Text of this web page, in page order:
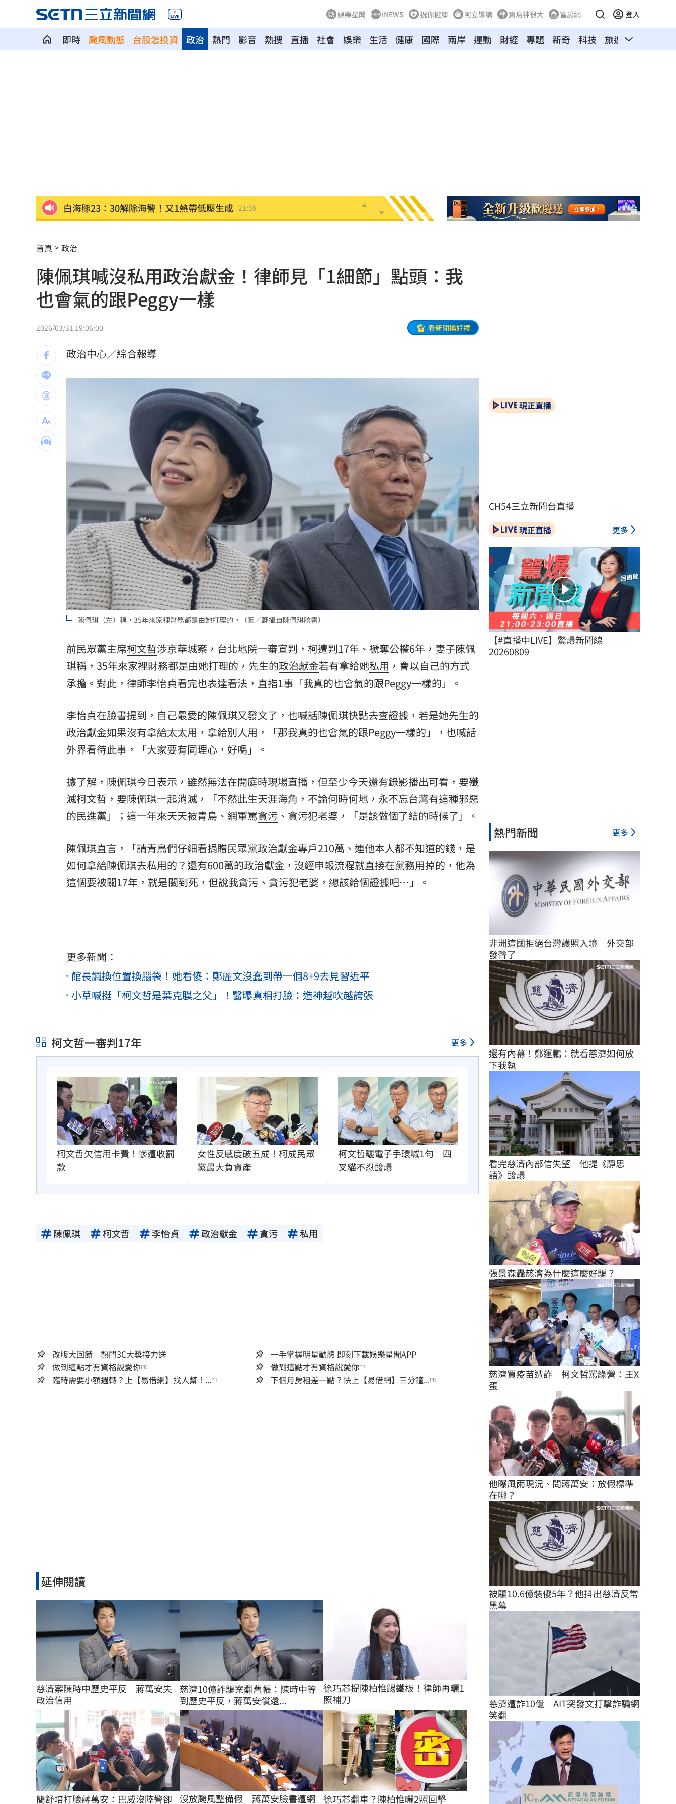
娛樂星聞 iNEWS 祝你健康 阿立導讀 寶島神很大 富房網 登入
即時 颱風動態 台股怎投資 熱門 影音 熱搜 直播
政治 社會 娛樂 生活 健康 國際 兩岸 運動 財經 專題 新奇 科技 旅遊 汽車
白海豚23：30解除海警！又1熱帶低壓生成 21:59
婆家父親節超窮酸聚餐！她怒揭檯面下內幕
館長稱高端是生理食鹽水 王浩宇擬告發 21:49
Red Velvet粉色系美炸！女神魅力藏不住
NCT WISH空降舞台帥翻！獻唱新歌韓文版
兒下體雄偉老爸基因強？ 泌尿科醫曝關鍵
6旬嬤省吃儉用擁千萬養老金 因1事後悔了
RIIZE 3神曲連發！成燦一句話逼哭粉絲 21:18
洞洞鞋竟是假透氣！藥師揭黴菌培養皿真相 21:11
遭蔡阿嘎開撕消失！蘿拉轉行161字首發文 21:01
狂飆後考驗來了！下週1指標恐掀美股暴動 20:58
蔣萬安再提疫苗封存30年！周軒引判決開酸 20:57
2026全球移居排名 台灣「第5」贏日韓
台灣彩券開獎直播中 20:31
LIVE三立+24小時直播 15:27
三立iNEWS新聞台線上直播 18:00
台彩父親節推新刮刮樂千萬頭獎超「爸」氣 12:00
商場戰國來臨 台中「頂奢大道」逐漸成形 12:00
「拍片人的多重宇宙」職涯論壇9/12登場！ 10:30
8國球員齊聚高雄 Formosa 7s掀足球熱潮
理想混蛋號召粉絲跨海追星吃美食！ 18:15
首頁 政治
陳佩琪喊沒私用政治獻金！律師見「1細節」點頭：我
也會氣的跟Peggy一樣
2026/03/31 19:06:00 看新聞換好禮
政治中心／綜合報導
陳佩琪（左）稱，35年來家裡財務都是由她打理的。（圖／翻攝自陳佩琪臉書）
前民眾黨主席柯文哲涉京華城案，台北地院一審宣判，柯遭判17年、褫奪公權6年，妻子陳佩
琪稱，35年來家裡財務都是由她打理的，先生的政治獻金若有拿給她私用 ，會以自己的方式
承擔。對此，律師李怡貞看完也表達看法，直指1事「我真的也會氣的跟Peggy一樣的」。
李怡貞在臉書提到，自己最愛的陳佩琪又發文了，也喊話陳佩琪快點去查證據，若是她先生的
政治獻金如果沒有拿給太太用，拿給別人用，「那我真的也會氣的跟Peggy一樣的」，也喊話
外界看待此事，「大家要有同理心，好嗎」。
據了解，陳佩琪今日表示，雖然無法在開庭時現場直播，但至少今天還有錄影播出可看，要殲
滅柯文哲，要陳佩琪一起消滅，「不然此生天涯海角，不論何時何地，永不忘台灣有這種邪惡
的民進黨」；這一年來天天被青鳥、網軍罵貪污 、貪污犯老婆，「是該做個了結的時候了」。
陳佩琪直言，「請青鳥們仔細看捐贈民眾黨政治獻金專戶210萬、連他本人都不知道的錢，是
如何拿給陳佩琪去私用的？還有600萬的政治獻金，沒經申報流程就直接在黨務用掉的，他為
這個要被關17年，就是關到死，但說我貪污、貪污犯老婆，總該給個證據吧…」。
更多新聞：
館長諷換位置換腦袋！她看傻：鄭麗文沒蠢到帶一個8+9去見習近平
小草喊挺「柯文哲是葉克膜之父」！醫曝真相打臉：造神越吹越誇張
柯文哲一審判17年 更多
柯文哲欠信用卡費！慘遭收罰
款
女性反感度破五成！柯成民眾
黨最大負資產
柯文哲曬電子手環喊1句　四
叉貓不忍酸爆
陳佩琪 柯文哲 李怡貞 政治獻金 貪污 私用
改版大回饋 熱門3C大獎接力送
一手掌握明星動態 即刻下載娛樂星聞APP
做到這點才有資格說愛你PR 做到這點才有資格說愛你PR
臨時需要小額週轉？上【易借網】找人幫！...PR 下個月房租差一點？快上【易借網】三分鐘...PR
延伸閱讀
慈濟案陳時中歷史平反　蔣萬安失
政治信用
慈濟10億詐騙案翻舊帳：陳時中等
到歷史平反，蔣萬安償還...
徐巧芯提陳柏惟踢鐵板！律師再曬1
照補刀
簡舒培打臉蔣萬安：巴威沒陸警卻
沒放颱風整備假　蔣萬安臉書遭網
徐巧芯翻車？陳柏惟曬2照回擊
現正直播
CH54三立新聞台直播
現正直播 更多
【#直播中LIVE】驚爆新聞線
20260809
熱門新聞 更多
非洲這國拒絕台灣護照入境　外交部
發聲了
還有內幕！鄭運鵬：就看慈濟如何放
下我執
看完慈濟內部信失望　他提《靜思
語》酸爆
張景森轟慈濟為什麼這麼好騙？
慈濟買疫苗遭詐　柯文哲罵綠營：王X
蛋
他曝風雨現況、問蔣萬安：放假標準
在哪？
被騙10.6億裝傻5年？他抖出慈濟反常
黑幕
慈濟遭詐10億　AIT突發文打擊詐騙網
笑翻